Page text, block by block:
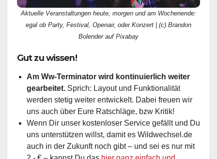
Aktuelle Veranstaltungen heute, morgen und am Wochenende:
egal ob Party, Festival, Openair, oder Konzert | (c) Brandon
Bolender auf Pixabay
Gut zu wissen!
Am Ww-Terminator wird kontinuierlich weiter
gearbeitet. Sprich: Layout und Funktionalität
werden stetig weiter entwickelt. Dabei freuen wir
uns auch über Eure Ratschläge, bzw Kritik!
Wenn Dir unser kostenloser Service gefällt und Du
uns unterstützen willst, damit es Wildwechsel.de
auch in der Zukunft noch gibt – und sei es nur mit